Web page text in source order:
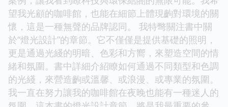
望我光顧的咖啡館，也能在細節上體現齣對環境的關
懷，這是一種無聲的品牌認同。 我特彆關注書中關
於“燈光設計”的章節。它不僅僅是提供基礎的照明，
更是通過光綫的明暗、色彩和方嚮，來塑造空間的情
緒和氛圍。書中詳細介紹瞭如何通過不同類型和色調
的光綫，來營造齣或溫馨、或浪漫、或專業的氛圍。
我一直在努力讓我的咖啡館在夜晚也能有一種迷人的